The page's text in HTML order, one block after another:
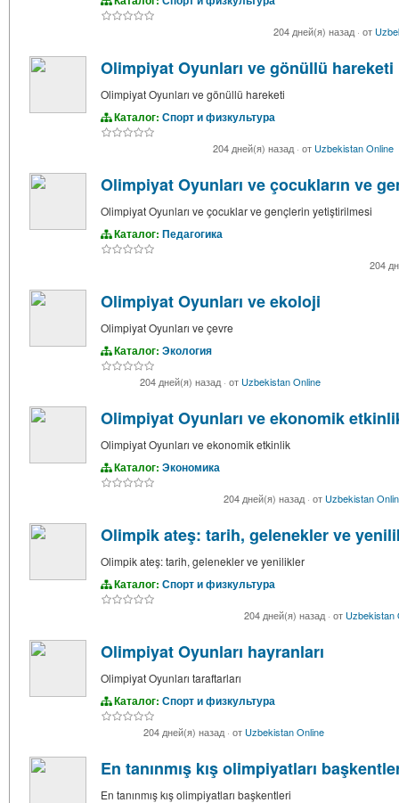
204 дней(я) назад · от
Olimpiyat Oyunları ve gönüllü hareketi
Olimpiyat Oyunları ve gönüllü hareketi
Каталог: Спорт и физкультура
204 дней(я) назад · от Uzbekistan Online
Olimpiyat Oyunları ve çocukların ve
Olimpiyat Oyunları ve çocuklar ve gençlerin yetiştirilmesi
Каталог: Педагогика
204
Olimpiyat Oyunları ve ekoloji
Olimpiyat Oyunları ve çevre
Каталог: Экология
204 дней(я) назад · от Uzbekistan Online
Olimpiyat Oyunları ve ekonomik
Olimpiyat Oyunları ve ekonomik etkinlik
Каталог: Экономика
204 дней(я) назад · от Uzbekistan
Olimpik ateş: tarih, gelenekler ve
Olimpik ateş: tarih, gelenekler ve yenilikler
Каталог: Спорт и физкультура
204 дней(я) назад · от Uzbekistan
Olimpiyat Oyunları hayranları
Olimpiyat Oyunları taraftarları
Каталог: Спорт и физкультура
204 дней(я) назад · от Uzbekistan Online
En tanınmış kış olimpiyatları
En tanınmış kış olimpiyatları başkentleri